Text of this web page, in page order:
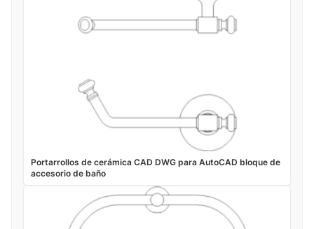
Portarrollos de cerámica CAD DWG para AutoCAD bloque de
accesorio de baño